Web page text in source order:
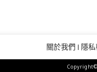
關於我們 隱